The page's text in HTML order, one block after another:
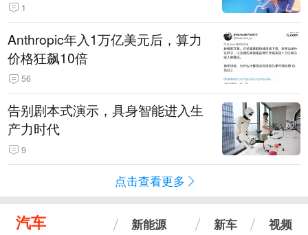
1
Anthropic年入1万亿美元后，算力
价格狂飙10倍
56
告别剧本式演示，具身智能进入生
产力时代
9
点击查看更多
汽车 新能源 新车 视频